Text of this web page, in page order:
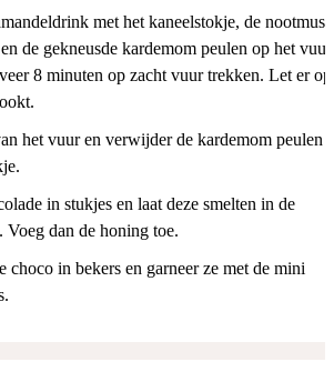
met het kaneelstokje, de
de gekneusde kardemom peulen op het vuur.
8 minuten op zacht vuur trekken. Let er
het vuur en verwijder de kardemom peulen
in stukjes en laat deze smelten in de
Voeg dan de honing toe.
choco in bekers en garneer ze met de mini